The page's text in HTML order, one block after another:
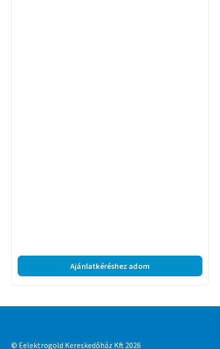
Ajánlatkéréshez adom
© Eelektrogold Kereskedőház Kft 2026